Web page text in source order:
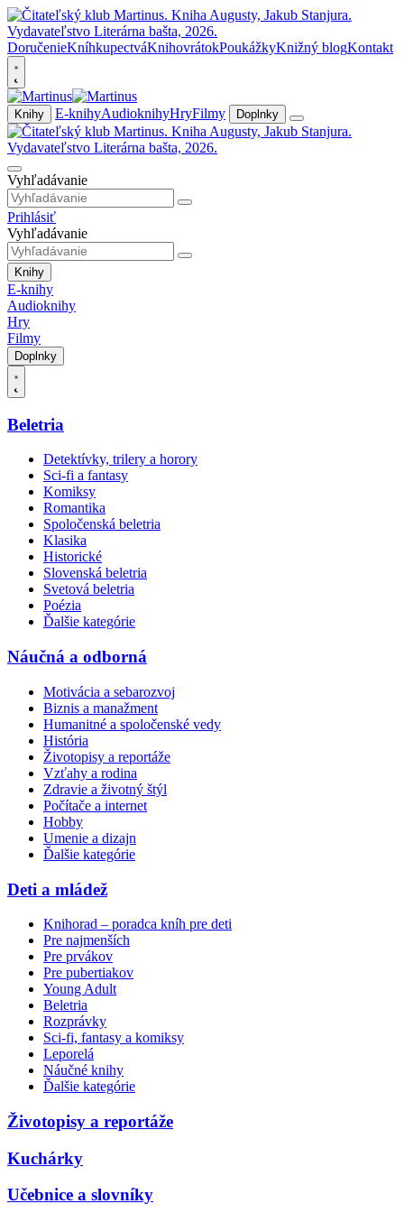
DoručenieKníhkupectváKnihovrátokPoukážkyKnižný blogKontakt
Knihy E-knihyAudioknihyHryFilmy Doplnky
Vyhľadávanie
Prihlásiť
Vyhľadávanie
Knihy
E-knihy
Audioknihy
Hry
Filmy
Doplnky
Beletria
Detektívky, trilery a horory
Sci-fi a fantasy
Komiksy
Romantika
Spoločenská beletria
Klasika
Historické
Slovenská beletria
Svetová beletria
Poézia
Ďalšie kategórie
Náučná a odborná
Motivácia a sebarozvoj
Biznis a manažment
Humanitné a spoločenské vedy
História
Životopisy a reportáže
Vzťahy a rodina
Zdravie a životný štýl
Počítače a internet
Hobby
Umenie a dizajn
Ďalšie kategórie
Deti a mládež
Knihorad – poradca kníh pre deti
Pre najmenších
Pre prvákov
Pre pubertiakov
Young Adult
Beletria
Rozprávky
Sci-fi, fantasy a komiksy
Leporelá
Náučné knihy
Ďalšie kategórie
Životopisy a reportáže
Kuchárky
Učebnice a slovníky